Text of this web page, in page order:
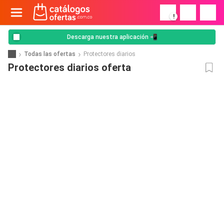
!
Descarga nuestra aplicación 📲
Todas las ofertas Protectores diarios
Protectores diarios oferta